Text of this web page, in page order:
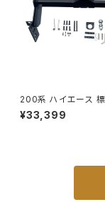
200系 ハイエース
ックル 付き ヒッチ メ
ールマウント ヒッチマ
¥33,399